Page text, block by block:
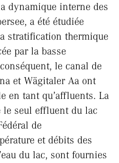
dynamique interne des
a été étudiée
stratification thermique
par la basse
le canal de
et Wägitaler Aa ont
en tant qu’affluents. La
le seul effluent du lac
de
et débits des
du lac, sont fournies